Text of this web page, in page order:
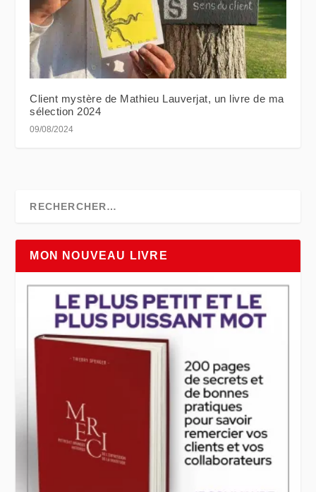
Client mystère de Mathieu Lauverjat, un livre de ma
sélection 2024
09/08/2024
MON NOUVEAU LIVRE